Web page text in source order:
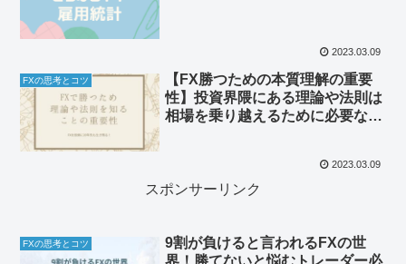
2023.03.09
FXの思考とコツ
【FX勝つための本質理解の重要
性】投資界隈にある理論や法則は
相場を乗り越えるために必要なの
2023.03.09
スポンサーリンク
FXの思考とコツ
9割が負けると言われるFXの世